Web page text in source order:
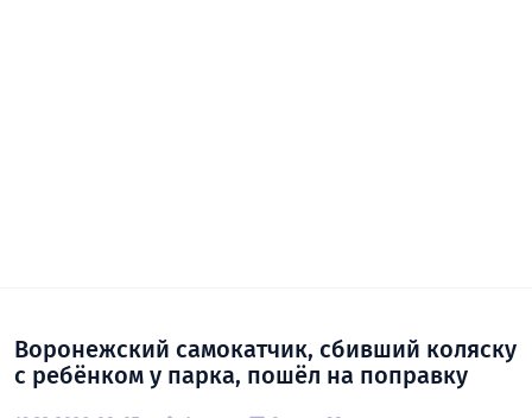
Воронежский самокатчик, сбивший коляску
с ребёнком у парка, пошёл на поправку